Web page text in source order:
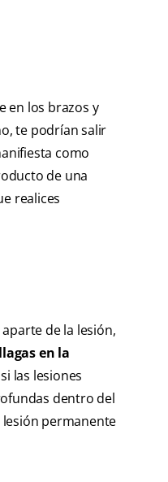
en los brazos y
te podrían salir
como
de una
realices
de la lesión,
llagas en la
las lesiones
dentro del
permanente